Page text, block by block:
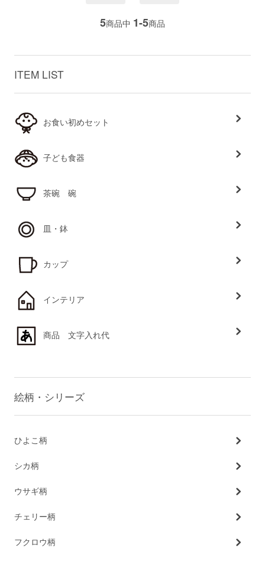
5商品中 1-5商品
ITEM LIST
お食い初めセット
子ども食器
茶碗 碗
皿・鉢
カップ
インテリア
商品 文字入れ代
絵柄・シリーズ
ひよこ柄
シカ柄
ウサギ柄
チェリー柄
フクロウ柄